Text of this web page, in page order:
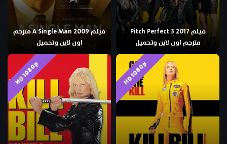
فيلم Pitch Perfect 3 2017
مترجم اون لاين وتحميل
فيلم A Single Man 2009 مترجم
اون لاين وتحميل
HD 1080p
HD 1080p